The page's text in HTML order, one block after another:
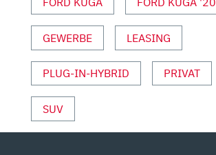
VON
ANZEIGEN
GEWERBE LEASING
PLUG-IN-HYBRID PRIVAT
SUV